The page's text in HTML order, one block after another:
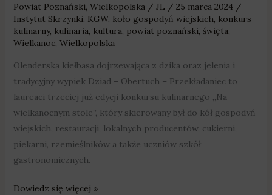
Powiat Poznański, Wielkopolska/ JL / 25 marca 2024 /
Instytut Skrzynki, KGW, koło gospodyń wiejskich, konkurs
kulinarny, kulinaria, kultura, powiat poznański, święta,
Wielkanoc, Wielkopolska
Olenderska kiełbasa dojrzewająca z dzika oraz jelenia i
tradycyjny wypiek Dziad – Obertuch – Przekładaniec to
laureaci trzeciej już edycji konkursu kulinarnego „Na
wielkanocnym stole”, który skierowany był do kół gospodyń
wiejskich, restauracji, lokalnych producentów, cukierni,
piekarni, rzemieślników a także uczniów szkół
gastronomicznych.
Dowiedz się więcej »